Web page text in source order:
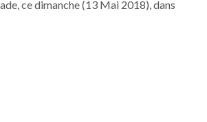
ce dimanche (13 Mai 2018), dans